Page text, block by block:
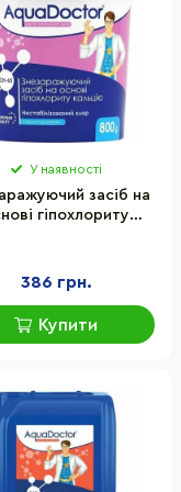
У наявності
засіб на
гіпохлориту
386 грн.
Купити